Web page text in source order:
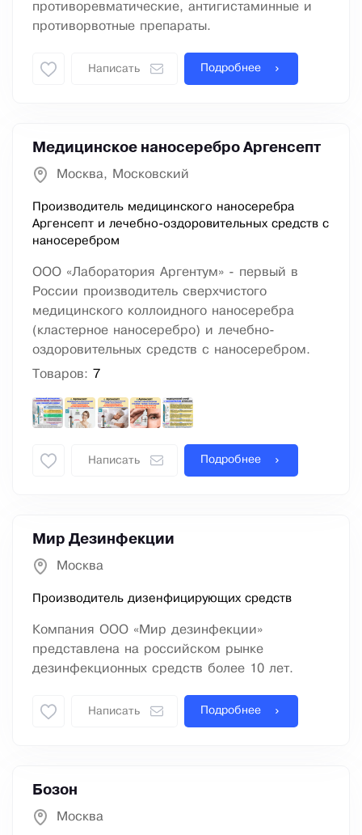
противоревматические, антигистаминные и
противорвотные препараты.
Написать Подробнее
Медицинское наносеребро Аргенсепт
Москва, Московский
Производитель медицинского наносеребра
Аргенсепт и лечебно-оздоровительных средств с
наносеребром
ООО «Лаборатория Аргентум» - первый в
России производитель сверхчистого
медицинского коллоидного наносеребра
(кластерное наносеребро) и лечебно-
оздоровительных средств с наносеребром.
Товаров: 7
Написать Подробнее
Мир Дезинфекции
Москва
Производитель дизенфицирующих средств
Компания ООО «Мир дезинфекции»
представлена на российском рынке
дезинфекционных средств более 10 лет.
Написать Подробнее
Бозон
Москва